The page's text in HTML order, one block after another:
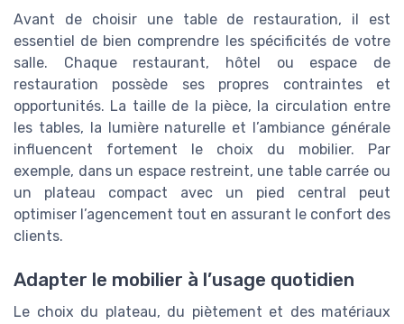
Avant de choisir une table de restauration, il est
essentiel de bien comprendre les spécificités de votre
salle. Chaque restaurant, hôtel ou espace de
restauration possède ses propres contraintes et
opportunités. La taille de la pièce, la circulation entre
les tables, la lumière naturelle et l’ambiance générale
influencent fortement le choix du mobilier. Par
exemple, dans un espace restreint, une table carrée ou
un plateau compact avec un pied central peut
optimiser l’agencement tout en assurant le confort des
clients.
Adapter le mobilier à l’usage quotidien
Le choix du plateau, du piètement et des matériaux